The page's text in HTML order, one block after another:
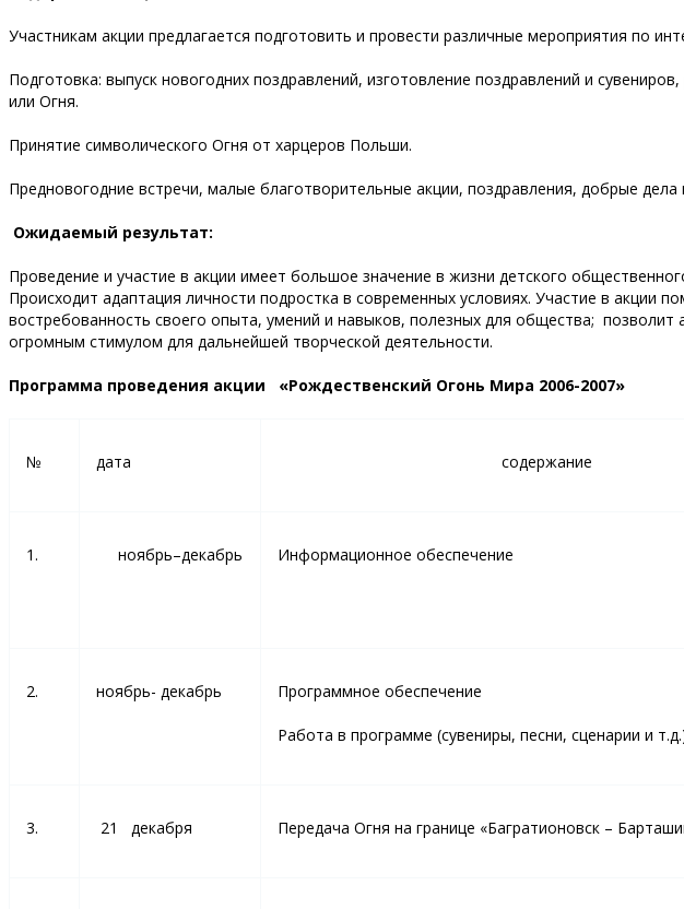
Участникам акции предлагается подготовить и провести различные мероприятия по
Подготовка: выпуск новогодних поздравлений, изготовление поздравлений и
или Огня.
Принятие символического Огня от харцеров Польши.
Предновогодние встречи, малые благотворительные акции, поздравления, добрые
Ожидаемый результат:
Проведение и участие в акции имеет большое значение в жизни детского
Происходит адаптация личности подростка в современных условиях. Участие в
востребованность своего опыта, умений и навыков, полезных для общества;
огромным стимулом для дальнейшей творческой деятельности.
Программа проведения акции «Рождественский Огонь Мира 2006-2007»
№ дата содержание
1. ноябрь–декабрь Информационное обеспечение
2. ноябрь- декабрь Программное обеспечение
Работа в программе (сувениры, песни, сценарии и
3. 21 декабря Передача Огня на границе «Багратионовск –